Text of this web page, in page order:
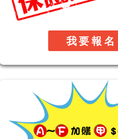
我要報名